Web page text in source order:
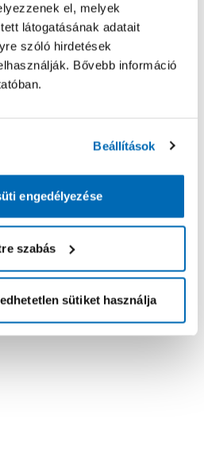
el, melyek
látogatásának adatait
szóló hirdetések
Bővebb információ
Beállítások
engedélyezése
szabás
sütiket használja